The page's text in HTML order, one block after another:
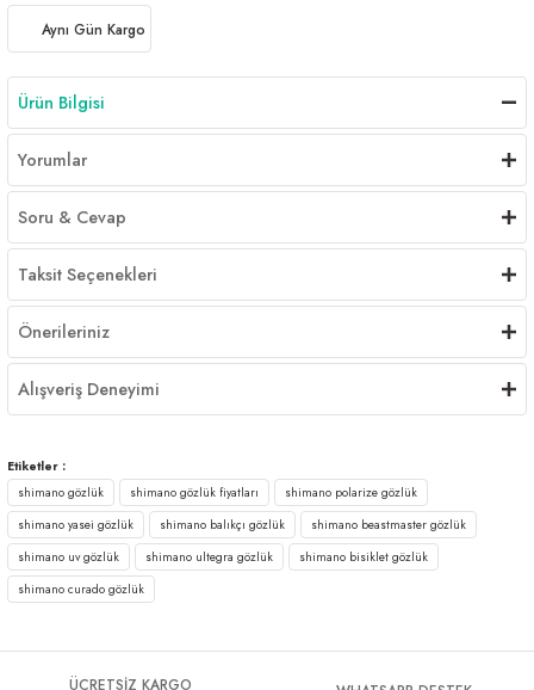
Aynı Gün Kargo
Ürün Bilgisi
Yorumlar
Soru & Cevap
Taksit Seçenekleri
Önerileriniz
Alışveriş Deneyimi
Etiketler :
shimano gözlük
shimano gözlük fiyatları
shimano polarize gözlük
shimano yasei gözlük
shimano balıkçı gözlük
shimano beastmaster gözlük
shimano uv gözlük
shimano ultegra gözlük
shimano bisiklet gözlük
shimano curado gözlük
ÜCRETSİZ KARGO